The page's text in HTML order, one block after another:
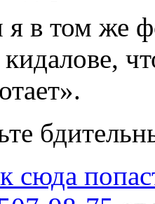
я в том же
сюда